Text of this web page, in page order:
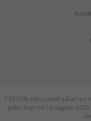
* Få 20% extra rabatt på all rea
gäller fram till 16 augusti